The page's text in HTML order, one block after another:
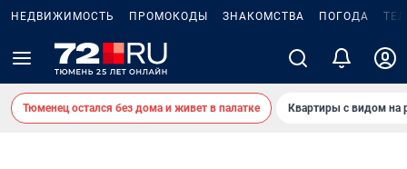
НЕДВИЖИМОСТЬ ПРОМОКОДЫ ЗНАКОМСТВА ПОГОДА
Тюменец остался без дома и живет в палатке Квартиры с видом на